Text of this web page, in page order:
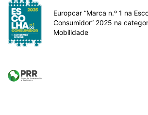
Europcar “Marca n.º 1 na
Consumidor” 2025 na
Mobilidade